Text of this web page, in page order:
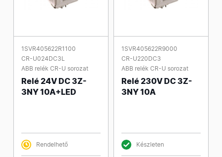
1SVR405622R1100
CR-U024DC3L
ABB relék CR-U sorozat
Relé 24V DC 3Z-
3NY 10A+LED
Rendelhető
1SVR405622R9000
CR-U220DC3
ABB relék CR-U sorozat
Relé 230V DC 3Z-
3NY 10A
Készleten